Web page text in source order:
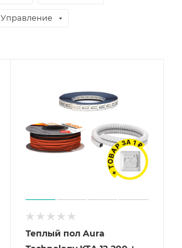
Управление
Теплый пол Aura